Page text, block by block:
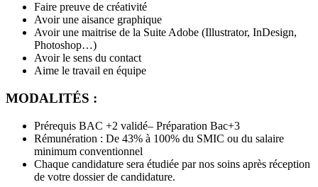
Faire preuve de créativité
Avoir une aisance graphique
Avoir une maitrise de la Suite Adobe (Illustrator, InDesign,
Photoshop…)
Avoir le sens du contact
Aime le travail en équipe
MODALITÉS :
Prérequis BAC +2 validé– Préparation Bac+3
Rémunération : De 43% à 100% du SMIC ou du salaire
minimum conventionnel
Chaque candidature sera étudiée par nos soins après réception
de votre dossier de candidature.